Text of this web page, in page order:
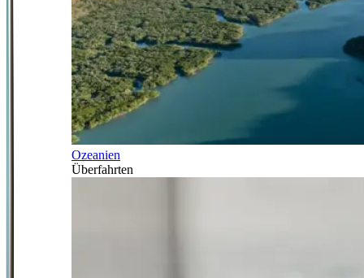
Ozeanien
Überfahrten